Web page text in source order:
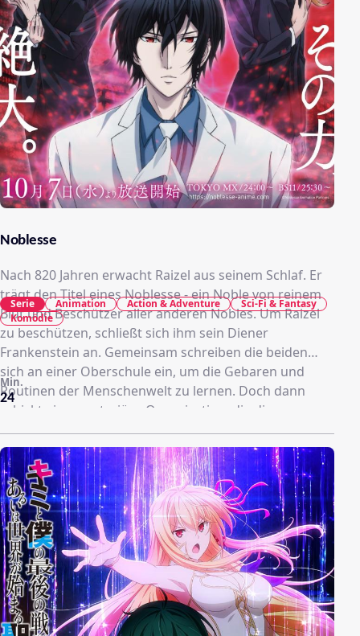
Noblesse
Nach 820 Jahren erwacht Raizel aus seinem Schlaf. Er
trägt den Titel eines Noblesse - ein Noble von reinem
Blut und Beschützer aller anderen Nobles. Um Raizel
zu beschützen, schließt sich ihm sein Diener
Frankenstein an. Gemeinsam schreiben die beiden
sich an einer Oberschule ein, um die Gebaren und
Routinen der Menschenwelt zu lernen. Doch dann
schickt eine mysteriöse Organisation, die die
Weltherrschaft anstrebt, modifizierte Menschen in
Raizels Leben und zwingt ihn, seine Macht zum
Schutze seiner Kameraden einzusetzen.
24
Min.
Serie Animation Action & Adventure
Sci-Fi & Fantasy
Komödie